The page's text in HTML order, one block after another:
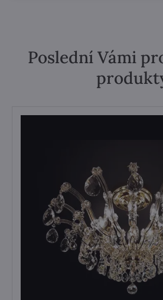
Poslední Vámi